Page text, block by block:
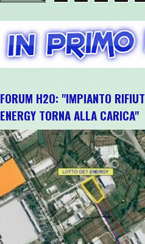
FORUM H2O: "IMPIANTO
ENERGY TORNA ALLA CARICA"